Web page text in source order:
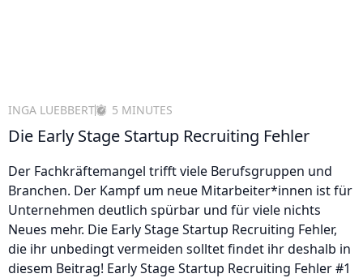
INGA LUEBBERT 5 MINUTES
Die Early Stage Startup Recruiting Fehler
Der Fachkräftemangel trifft viele Berufsgruppen und
Branchen. Der Kampf um neue Mitarbeiter*innen ist für
Unternehmen deutlich spürbar und für viele nichts
Neues mehr. Die Early Stage Startup Recruiting Fehler,
die ihr unbedingt vermeiden solltet findet ihr deshalb in
diesem Beitrag! Early Stage Startup Recruiting Fehler #1